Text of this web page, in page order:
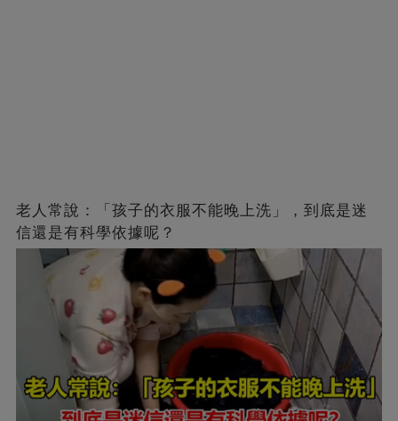
老人常說：「孩子的衣服不能晚上洗」，到底是迷
信還是有科學依據呢？